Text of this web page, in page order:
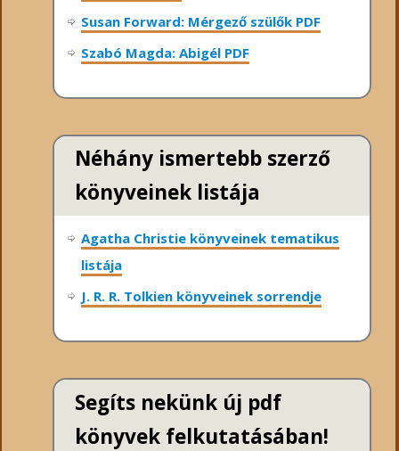
Susan Forward: Mérgező szülők PDF
Szabó Magda: Abigél PDF
Néhány ismertebb szerző
könyveinek listája
Agatha Christie könyveinek tematikus
listája
J. R. R. Tolkien könyveinek sorrendje
Segíts nekünk új pdf
könyvek felkutatásában!